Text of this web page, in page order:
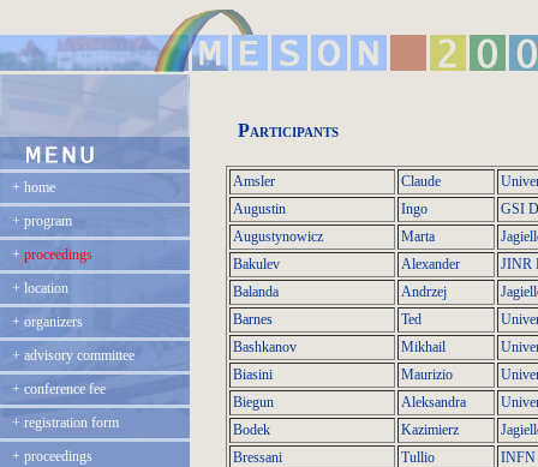
+ home
+ program
+ proceedings
+ location
+ organizers
+ advisory committee
+ conference fee
+ registration form
+ proceedings
Participants
Amsler Claude
Augustin
Ingo
GSI
Augustynowicz
Marta
Bakulev
Alexander
JINR
Balanda
Andrzej
Barnes
Ted
Bashkanov
Mikhail
Biasini
Maurizio
Biegun
Aleksandra
Bodek
Kazimierz
Bressani
Tullio
INFN